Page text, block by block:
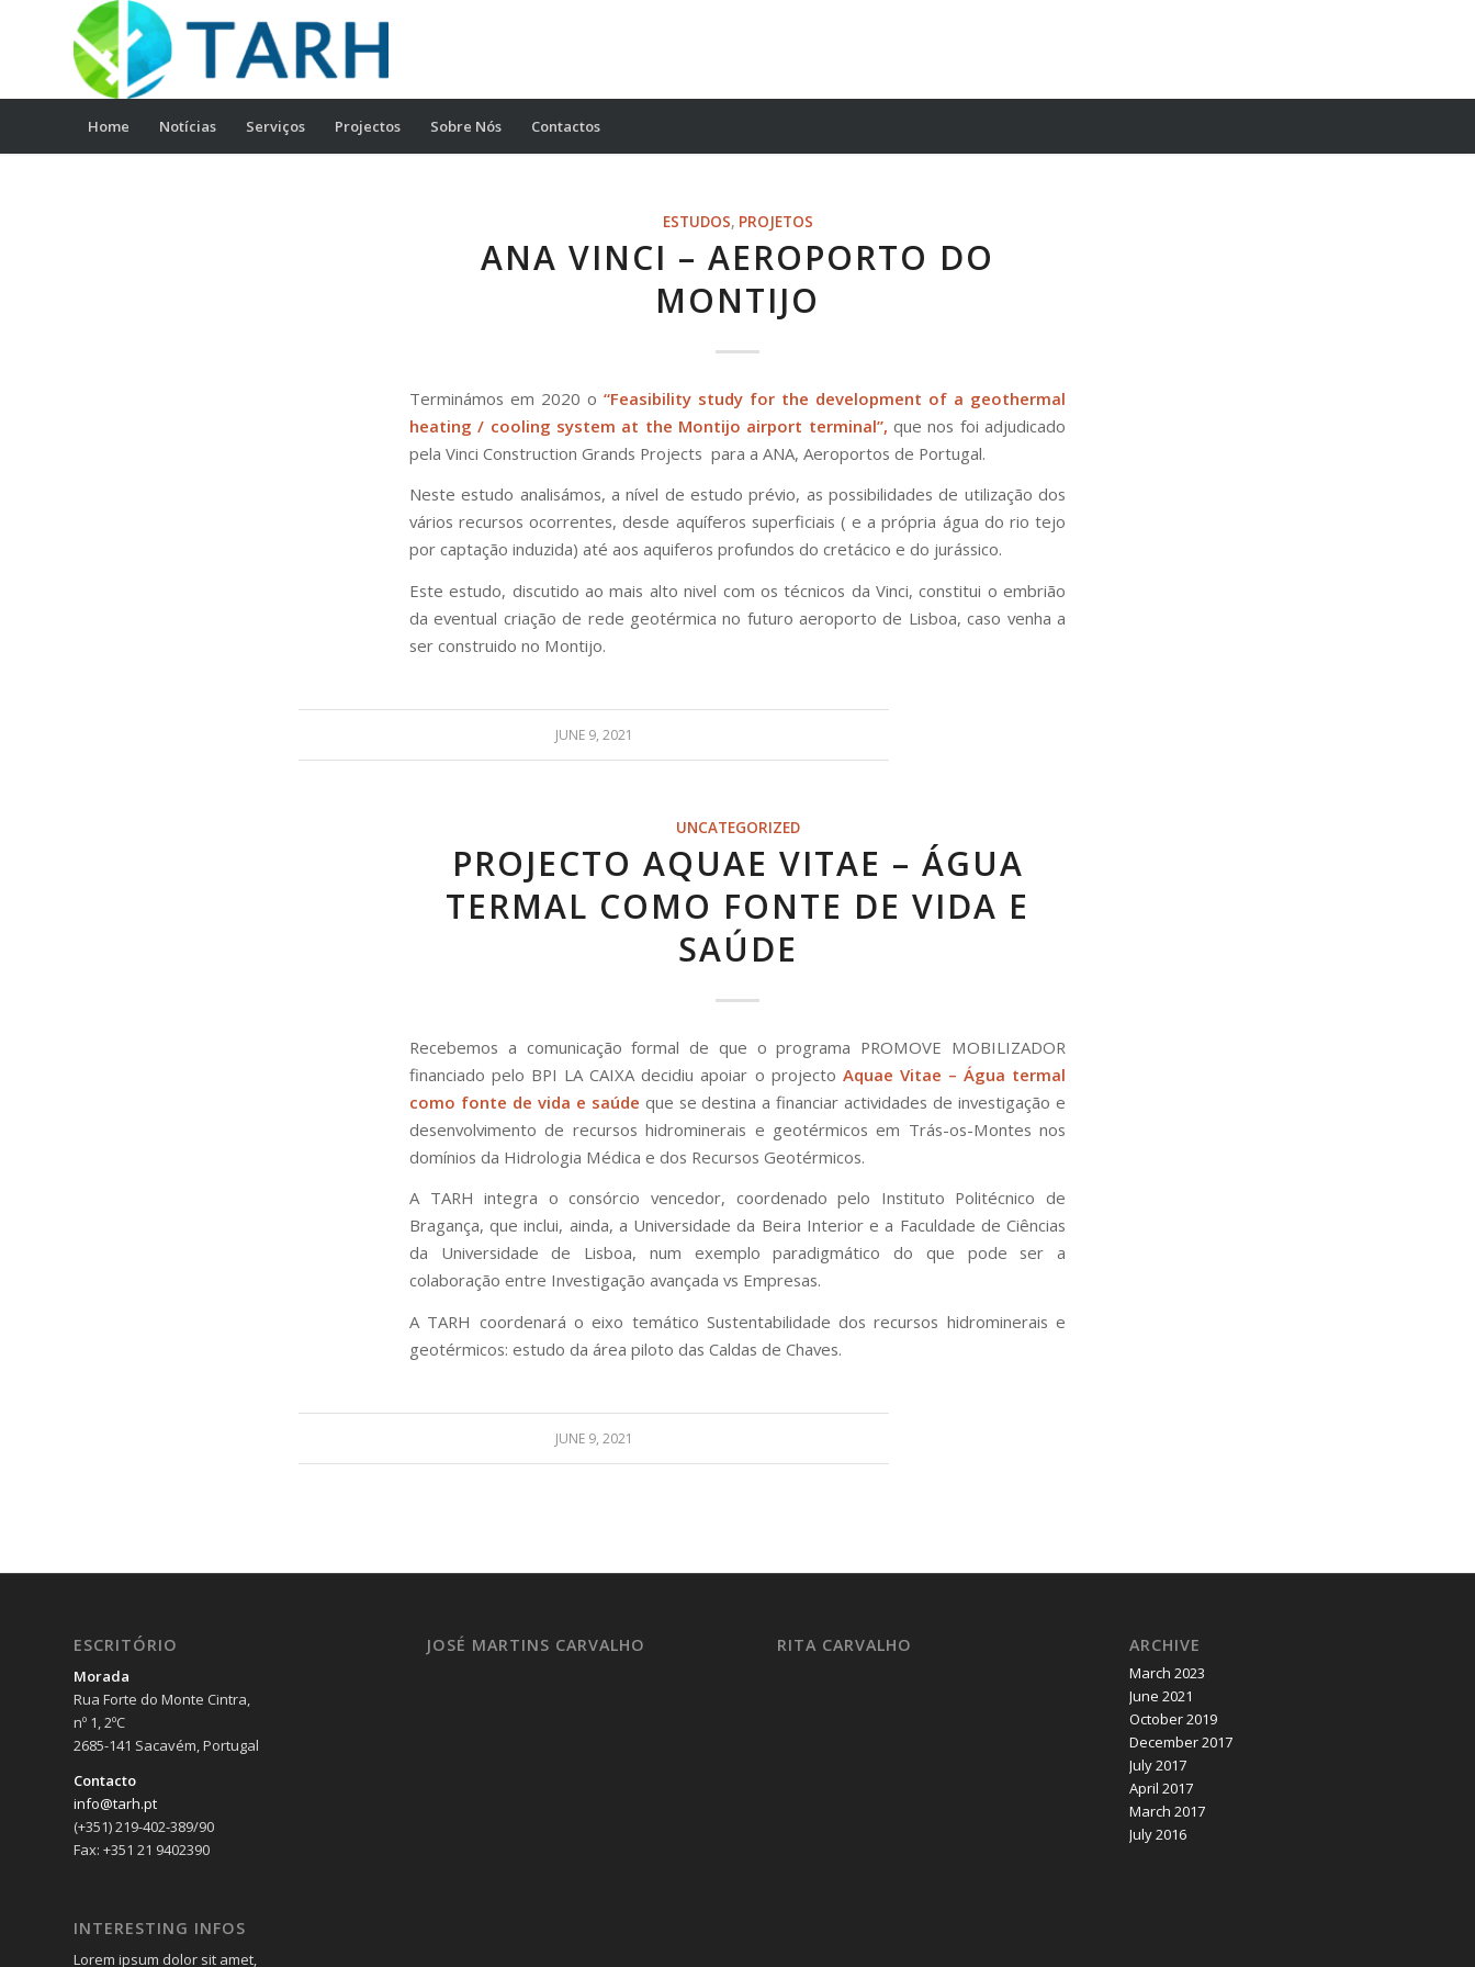
Home Notícias Serviços Projectos Sobre Nós Contactos
ESTUDOS, PROJETOS
ANA VINCI – AEROPORTO DO
MONTIJO
Terminámos em 2020 o “Feasibility study for the development of a geothermal
heating / cooling system at the Montijo airport terminal”, que nos foi adjudicado
pela Vinci Construction Grands Projects para a ANA, Aeroportos de Portugal.
Neste estudo analisámos, a nível de estudo prévio, as possibilidades de utilização dos
vários recursos ocorrentes, desde aquíferos superficiais ( e a própria água do rio tejo
por captação induzida) até aos aquiferos profundos do cretácico e do jurássico.
Este estudo, discutido ao mais alto nivel com os técnicos da Vinci, constitui o embrião
da eventual criação de rede geotérmica no futuro aeroporto de Lisboa, caso venha a
ser construido no Montijo.
JUNE 9, 2021
UNCATEGORIZED
PROJECTO AQUAE VITAE – ÁGUA
TERMAL COMO FONTE DE VIDA E
SAÚDE
Recebemos a comunicação formal de que o programa PROMOVE MOBILIZADOR
financiado pelo BPI LA CAIXA decidiu apoiar o projecto Aquae Vitae – Água termal
como fonte de vida e saúde que se destina a financiar actividades de investigação e
desenvolvimento de recursos hidrominerais e geotérmicos em Trás-os-Montes nos
domínios da Hidrologia Médica e dos Recursos Geotérmicos.
A TARH integra o consórcio vencedor, coordenado pelo Instituto Politécnico de
Bragança, que inclui, ainda, a Universidade da Beira Interior e a Faculdade de Ciências
da Universidade de Lisboa, num exemplo paradigmático do que pode ser a
colaboração entre Investigação avançada vs Empresas.
A TARH coordenará o eixo temático Sustentabilidade dos recursos hidrominerais e
geotérmicos: estudo da área piloto das Caldas de Chaves.
JUNE 9, 2021
ESCRITÓRIO
Morada
Rua Forte do Monte Cintra,
nº 1, 2ºC
2685-141 Sacavém, Portugal
Contacto
info@tarh.pt
(+351) 219-402-389/90
Fax: +351 21 9402390
INTERESTING INFOS
Lorem ipsum dolor sit amet,
JOSÉ MARTINS CARVALHO RITA CARVALHO ARCHIVE
March 2023
June 2021
October 2019
December 2017
July 2017
April 2017
March 2017
July 2016